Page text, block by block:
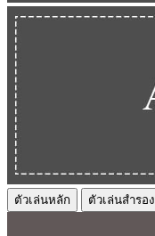
ตัวเล่นหลัก ตัวเล่นสำรอง